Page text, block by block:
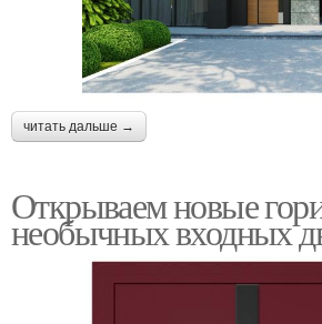
читать дальше →
Открываем новые
необычных входных